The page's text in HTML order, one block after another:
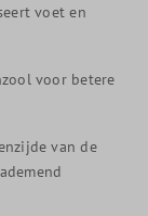
voet en
voor betere
van de